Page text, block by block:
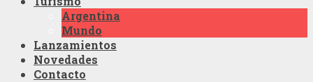
Argentina
Mundo
Lanzamientos
Novedades
Contacto